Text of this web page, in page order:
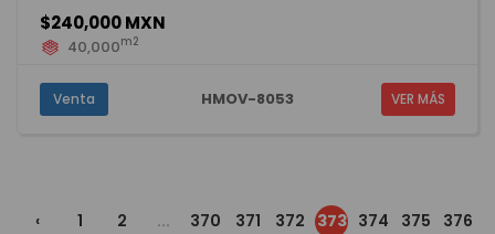
$240,000 MXN
40,000m2
Venta HMOV-8053 VER MÁS
‹ 1 2 ... 370 371 372 373 374 375
376